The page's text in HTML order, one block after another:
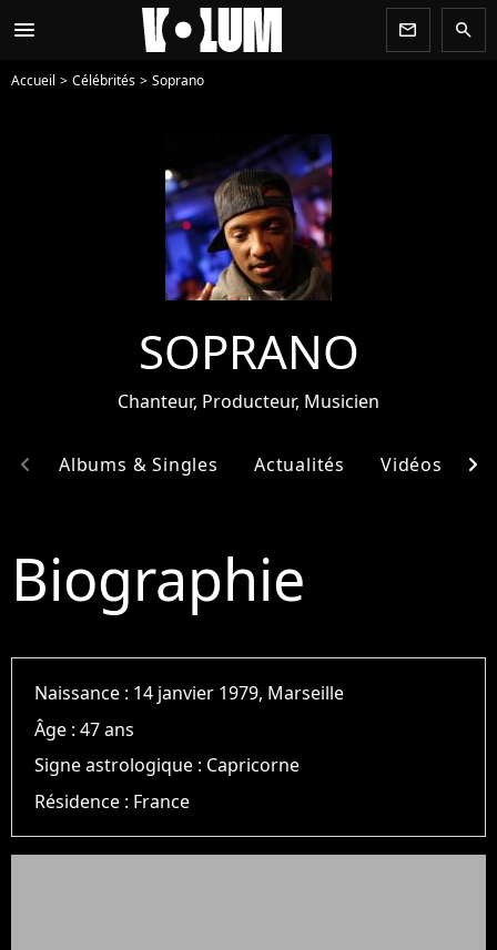
menu newsletter search
Accueil Célébrités Soprano
SOPRANO
Chanteur, Producteur, Musicien
Albums & Singles Actualités Vidéos
chevron_left chevron_right
Biographie
Naissance : 14 janvier 1979, Marseille
Âge :47 ans
Signe astrologique : Capricorne
Résidence : France